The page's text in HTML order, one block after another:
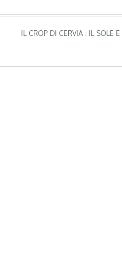
IL CROP DI CERVIA : IL SOLE